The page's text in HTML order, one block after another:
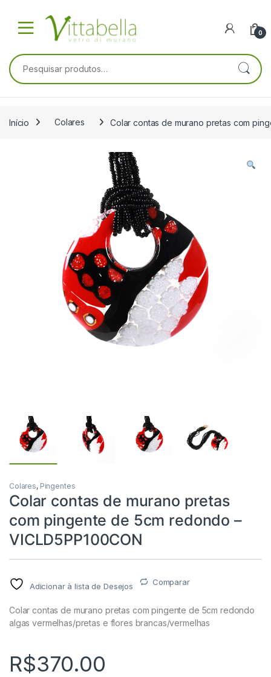
0
Pesquisar por:
Início Colares Colar contas de murano pretas com
Colares, Pingentes
Colar contas de murano pretas
com pingente de 5cm redondo –
VICLD5PP100CON
Adicionar à lista de Desejos Comparar
Colar contas de murano pretas com pingente de 5cm redondo
algas vermelhas/pretas e flores brancas/vermelhas
R$370.00